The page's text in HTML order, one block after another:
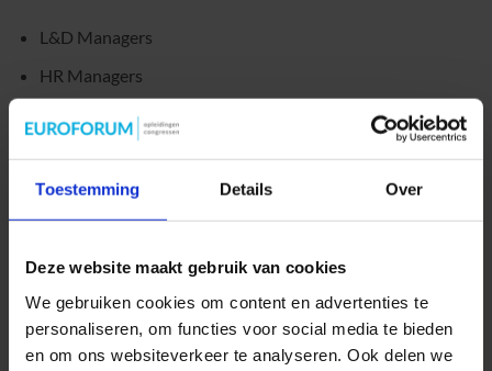
Toestemming Details Over
Deze website maakt gebruik van cookies
We gebruiken cookies om content en advertenties te
personaliseren, om functies voor social media te bieden
en om ons websiteverkeer te analyseren. Ook delen we
L&D Managers
HR Managers
Gevorderd niveau
SPREKERS:
Leiderschap | Blijvende impact maken | Enable greatness